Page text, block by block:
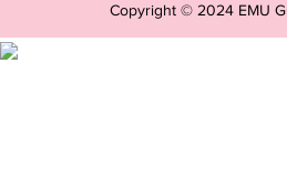
Copyright © 2024 EMU